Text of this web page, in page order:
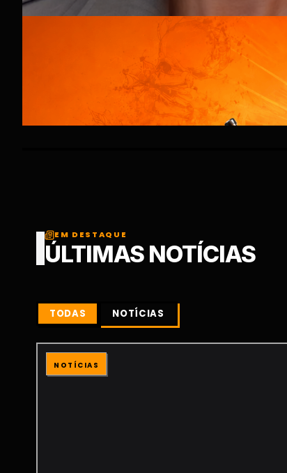
EM DESTAQUE
ÚLTIMAS NOTÍCIAS
TODAS NOTÍCIAS
NOTÍCIAS